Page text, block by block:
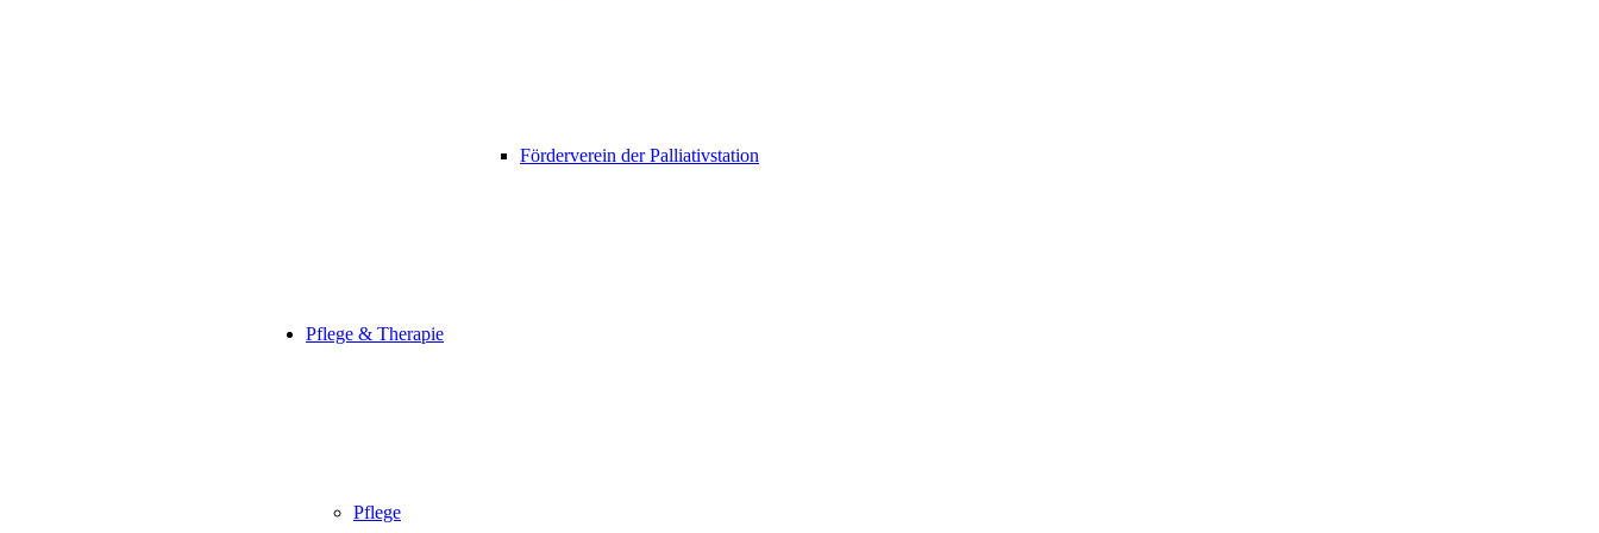
Förderverein der Palliativstation
Pflege & Therapie
Pflege